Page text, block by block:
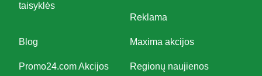
taisyklės
Reklama
Blog Maxima akcijos
Promo24.com Akcijos Regionų naujienos